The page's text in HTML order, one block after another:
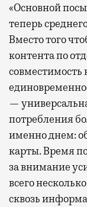
«Основной
теперь
Вместо того
контента по
совместимость
—
потребления
именно днем:
карты. Время
за внимание
всего
сквозь